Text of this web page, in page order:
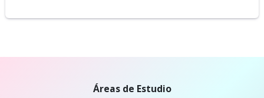
Áreas de Estudio